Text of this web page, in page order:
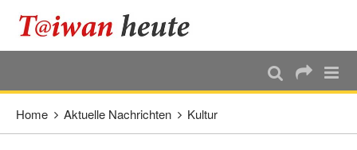
Direkt weiter zum Haupt-Inhalt
Home Aktuelle Nachrichten Kultur